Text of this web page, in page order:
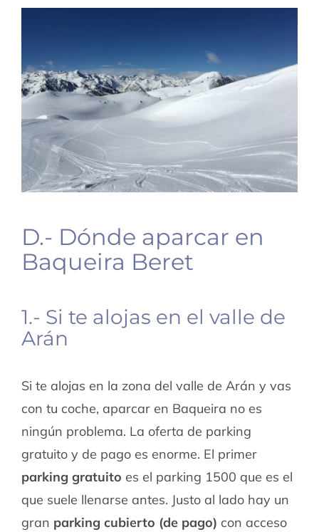
D.- Dónde aparcar en
Baqueira Beret
1.- Si te alojas en el valle de
Arán
Si te alojas en la zona del valle de Arán y vas
con tu coche, aparcar en Baqueira no es
ningún problema. La oferta de parking
gratuito y de pago es enorme. El primer
parking gratuito es el parking 1500 que es el
que suele llenarse antes. Justo al lado hay un
gran parking cubierto (de pago) con acceso